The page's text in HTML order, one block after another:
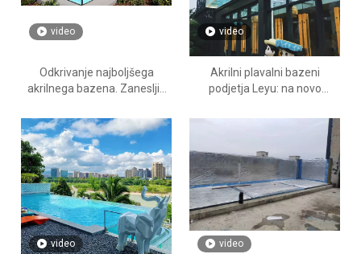
video
Odkrivanje najboljšega
akrilnega bazena. Zanesljiv
Acrylic vodi na poti
video
Akrilni plavalni bazeni
podjetja Leyu: na novo
inovacije
video video